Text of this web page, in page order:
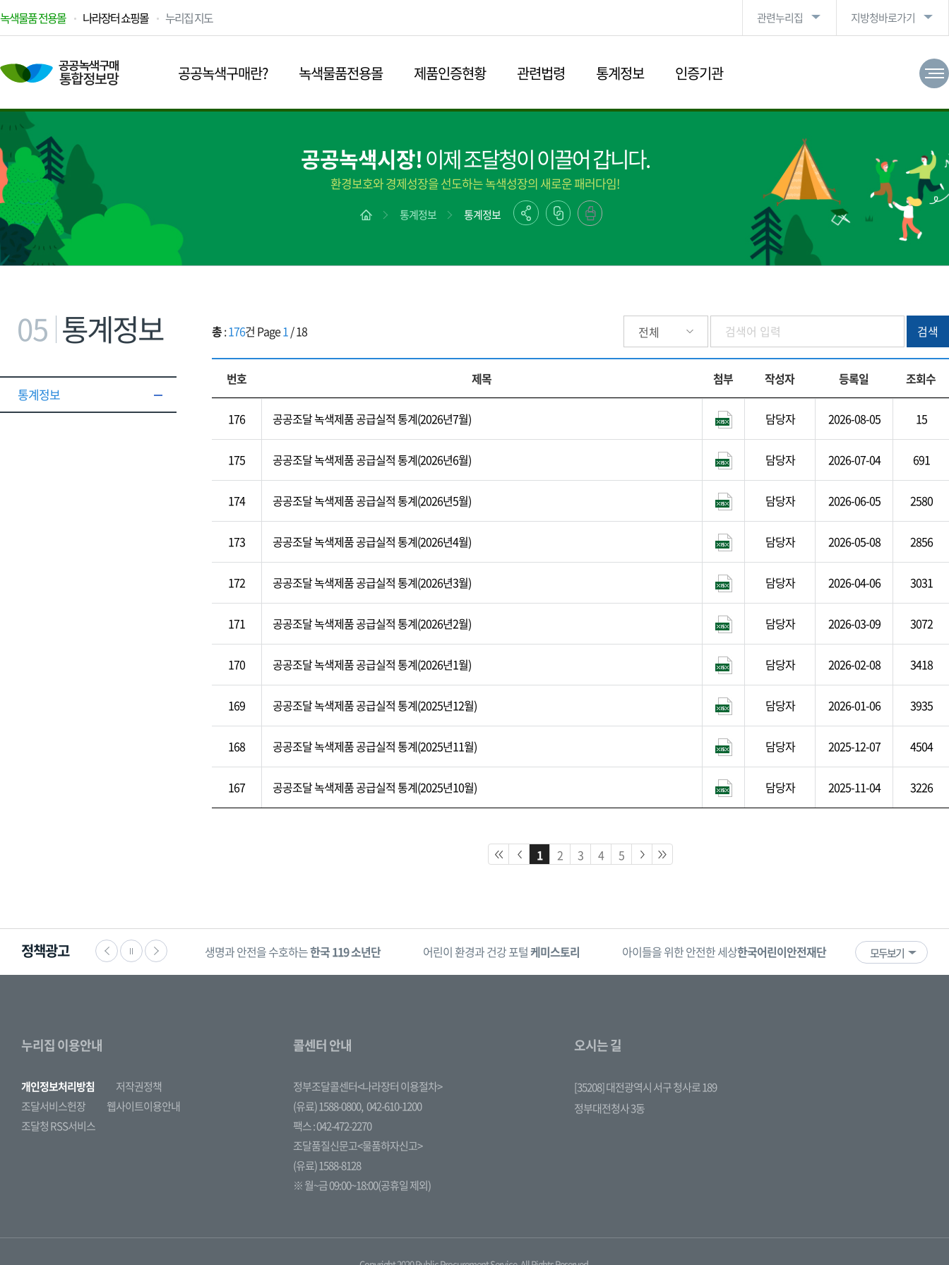
녹색물품 전용몰 나라장터 쇼핑몰 누리집 지도 관련누리집 지방청바로가기
공공녹색구매란? 녹색물품전용몰 제품인증현황 관련법령 통계정보 인증기관
공공녹색시장!이제 조달청이 이끌어 갑니다.
환경보호와 경제성장을 선도하는 녹색성장의 새로운 패러다임!
통계정보 통계정보
05 통계정보
통계정보
총:176건 Page1/18
번호 제목 첨부 작성자 등록일 조회수
176 공공조달 녹색제품 공급실적 통계(2026년7월) 담당자 2026-08-05 15
175 공공조달 녹색제품 공급실적 통계(2026년6월) 담당자 2026-07-04 691
174 공공조달 녹색제품 공급실적 통계(2026년5월) 담당자 2026-06-05 2580
173 공공조달 녹색제품 공급실적 통계(2026년4월) 담당자 2026-05-08 2856
172 공공조달 녹색제품 공급실적 통계(2026년3월) 담당자 2026-04-06 3031
171 공공조달 녹색제품 공급실적 통계(2026년2월) 담당자 2026-03-09 3072
170 공공조달 녹색제품 공급실적 통계(2026년1월) 담당자 2026-02-08 3418
169 공공조달 녹색제품 공급실적 통계(2025년12월) 담당자 2026-01-06 3935
168 공공조달 녹색제품 공급실적 통계(2025년11월) 담당자 2025-12-07 4504
167 공공조달 녹색제품 공급실적 통계(2025년10월) 담당자 2025-11-04 3226
1 2 3 4 5
정책광고 생명과 안전을 수호하는한국 119 소년단 어린이 환경과 건강 포털케미스토리 아이들을 위한 안전한 세상한국어린이안전재단 어린이·청소년
모두보기
누리집 이용안내
개인정보처리방침
저작권정책
조달서비스헌장
웹사이트이용안내
조달청 RSS서비스
콜센터 안내
정부조달콜센터<나라장터 이용절차>
(유료) 1588-0800, 042-610-1200
팩스 : 042-472-2270
조달품질신문고<물품하자신고>
(유료) 1588-8128
※ 월~금 09:00~18:00(공휴일 제외)
오시는 길
[35208] 대전광역시 서구 청사로 189
정부대전청사 3동